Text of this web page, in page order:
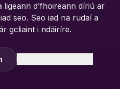
ligeann d’fhoireann díriú ar
seo. Seo iad na rudaí a
gcliaint i ndáiríre.